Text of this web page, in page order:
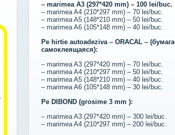
– marimea A3 (297*420 mm) – 100 lei/buc.
– marimea A4 (210*297 mm) – 70 lei/buc.
– marimea A5 (148*210 mm) – 50 lei/buc.
– marimea A6 (105*148 mm) – 40 lei/buc.
Pe hirtie autoadeziva – ORACAL – (бумага
самоклеящаяся):
– marimea A3 (297*420 mm) – 70 lei/buc.
– marimea A4 (210*297 mm) – 50 lei/buc.
– marimea A5 (148*210 mm) – 40 lei/buc.
– marimea A6 (105*148 mm) – 30 lei/buc.
Pe DIBOND (grosime 3 mm ):
– marimea A3 (297*420 mm) – 300 lei/buc.
– marimea A4 (210*297 mm) – 200 lei/buc.